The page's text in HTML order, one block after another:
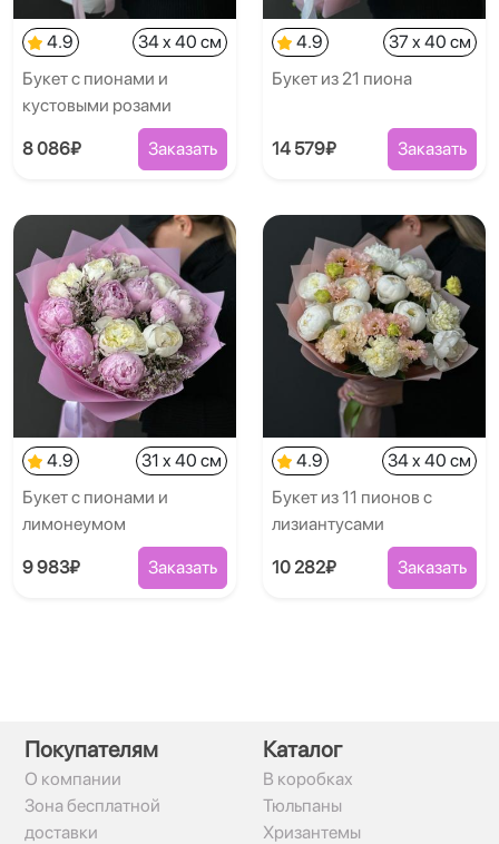
4.9
34 x 40 см
Букет с пионами и
кустовыми розами
8 086₽ Заказать
4.9
37 x 40 см
Букет из 21 пиона
14 579₽ Заказать
4.9
31 x 40 см
Букет с пионами и
лимонеумом
9 983₽ Заказать
4.9
34 x 40 см
Букет из 11 пионов с
лизиантусами
10 282₽ Заказать
Покупателям
О компании
Зона бесплатной
доставки
Каталог
В коробках
Тюльпаны
Хризантемы